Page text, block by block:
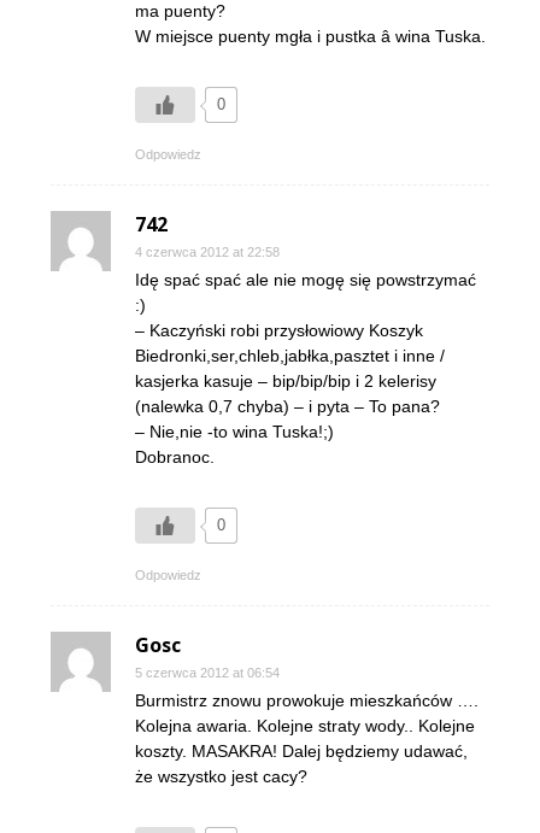
ma puenty?
W miejsce puenty mgła i pustka â wina Tuska.
0
Odpowiedz
742
4 czerwca 2012 at 22:58
Idę spać spać ale nie mogę się powstrzymać
:)
– Kaczyński robi przysłowiowy Koszyk
Biedronki,ser,chleb,jabłka,pasztet i inne /
kasjerka kasuje – bip/bip/bip i 2 kelerisy
(nalewka 0,7 chyba) – i pyta – To pana?
– Nie,nie -to wina Tuska!;)
Dobranoc.
0
Odpowiedz
Gosc
5 czerwca 2012 at 06:54
Burmistrz znowu prowokuje mieszkańców ….
Kolejna awaria. Kolejne straty wody.. Kolejne
koszty. MASAKRA! Dalej będziemy udawać,
że wszystko jest cacy?